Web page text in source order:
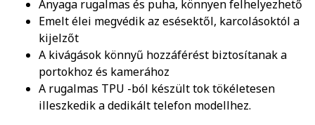
Anyaga rugalmas és puha, könnyen felhelyezhető
Emelt élei megvédik az esésektől, karcolásoktól a
kijelzőt
A kivágások könnyű hozzáférést biztosítanak a
portokhoz és kamerához
A rugalmas TPU -ból készült tok tökéletesen
illeszkedik a dedikált telefon modellhez.